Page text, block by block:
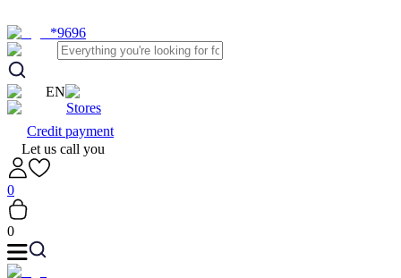
*9696
EN
Stores
Credit payment
Let us call you
0
0